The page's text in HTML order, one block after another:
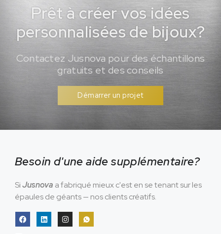
Prêt à créer vos idées
personnalisées de bijoux?
Contactez Jusnova pour des échantillons
gratuits et des conseils
Démarrer un projet
Besoin d'une aide supplémentaire?
SiJusnova a fabriqué mieux c'est en se tenant sur les
épaules de géants — nos clients créatifs.